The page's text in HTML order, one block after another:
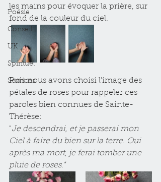
Poésie
Conseil
UK
Spirituel
Services
les mains pour évoquer la prière, sur
fond de la couleur du ciel.
Puis nous avons choisi l'image des
pétales de roses pour rappeler ces
paroles bien connues de Sainte-
Thérèse:
"Je descendrai, et je passerai mon
Ciel à faire du bien sur la terre. Oui
après ma mort, je ferai tomber une
pluie de roses."